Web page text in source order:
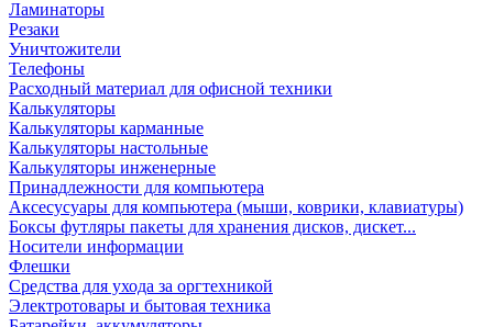
Ламинаторы
Резаки
Уничтожители
Телефоны
Расходный материал для офисной техники
Калькуляторы
Калькуляторы карманные
Калькуляторы настольные
Калькуляторы инженерные
Принадлежности для компьютера
Аксесусуары для компьютера (мыши, коврики, клавиатуры)
Боксы футляры пакеты для хранения дисков, дискет...
Носители информации
Флешки
Средства для ухода за оргтехникой
Электротовары и бытовая техника